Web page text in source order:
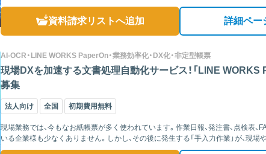
らに、NTT...
資料請求リストへ追加 詳細ペー
AI-OCR・LINE WORKS PaperOn・業務効率化・DX化・非定型帳票
現場DXを加速する文書処理自動化サービス！「LINE WORKS
募集
法人向け 全国 初期費用無料
現場業務では、今もなお紙帳票が多く使われています。作業日報、発注書、点検表、
いる企業様も少なくありません。しかし、その後に発生する「手入力作業」が、現
ているケース...